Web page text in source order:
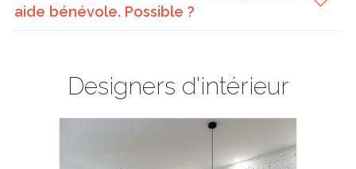
aide bénévole. Possible ?
Designers d'intérieur